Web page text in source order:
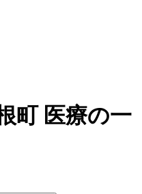
町 医療の一